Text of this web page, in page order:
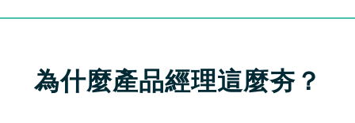
為什麼產品經理這麼夯？